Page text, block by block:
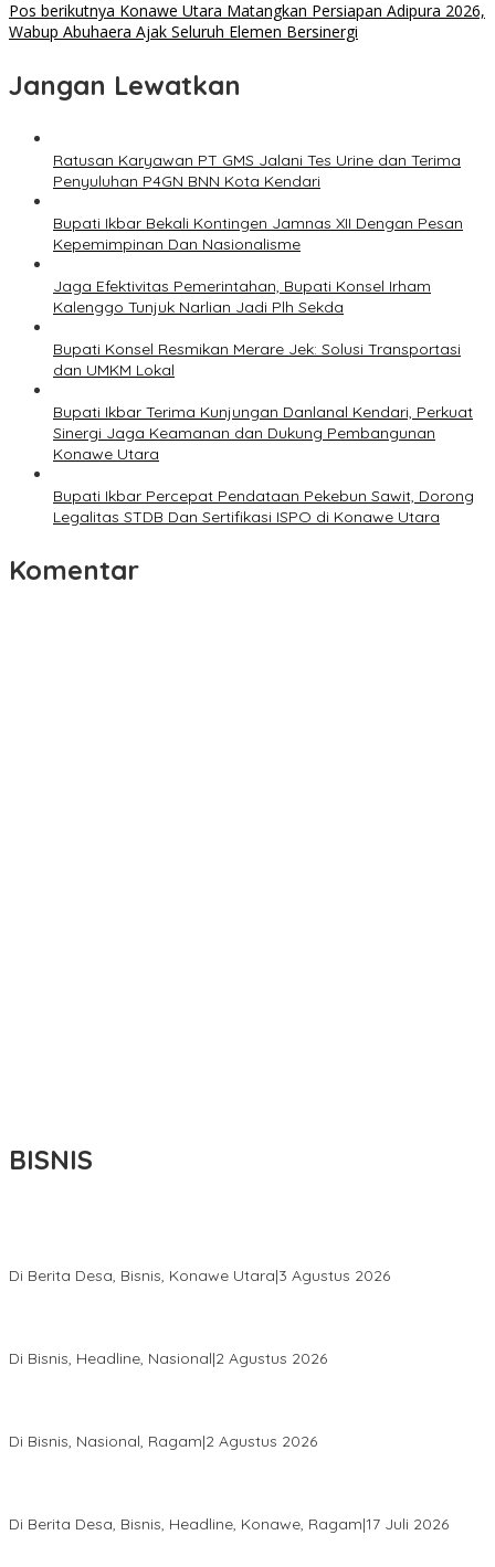
pos
Pos berikutnya Konawe Utara Matangkan Persiapan Adipura 2026,
Wabup Abuhaera Ajak Seluruh Elemen Bersinergi
Jangan Lewatkan
Ratusan Karyawan PT GMS Jalani Tes Urine dan Terima
Penyuluhan P4GN BNN Kota Kendari
Bupati Ikbar Bekali Kontingen Jamnas XII Dengan Pesan
Kepemimpinan Dan Nasionalisme
Jaga Efektivitas Pemerintahan, Bupati Konsel Irham
Kalenggo Tunjuk Narlian Jadi Plh Sekda
Bupati Konsel Resmikan Merare Jek: Solusi Transportasi
dan UMKM Lokal
Bupati Ikbar Terima Kunjungan Danlanal Kendari, Perkuat
Sinergi Jaga Keamanan dan Dukung Pembangunan
Konawe Utara
Bupati Ikbar Percepat Pendataan Pekebun Sawit, Dorong
Legalitas STDB Dan Sertifikasi ISPO di Konawe Utara
Komentar
BISNIS
Di Berita Desa, Bisnis, Konawe Utara|3 Agustus 2026
Di Bisnis, Headline, Nasional|2 Agustus 2026
Di Bisnis, Nasional, Ragam|2 Agustus 2026
Di Berita Desa, Bisnis, Headline, Konawe, Ragam|17 Juli 2026